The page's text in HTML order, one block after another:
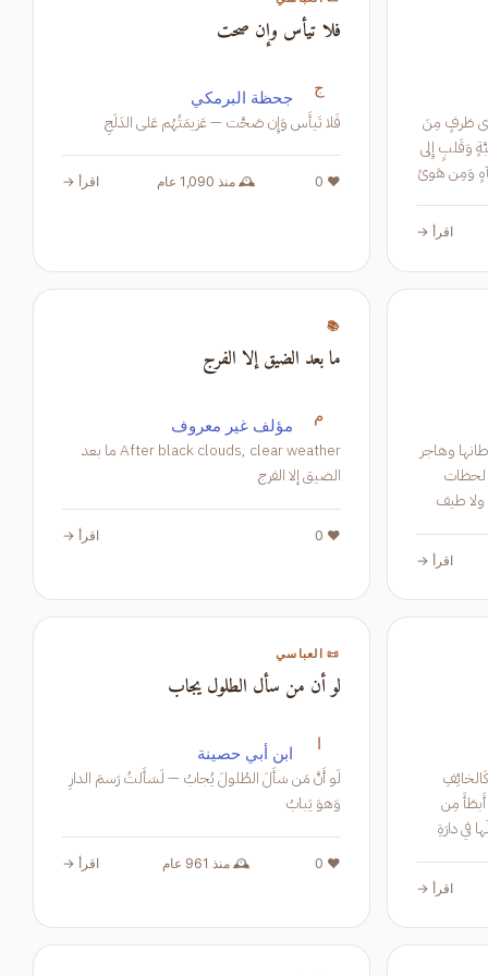
فارِغٍ وَيا لِقَذى طَرفٍ مِنَ
الدَمعِ مَلآنِ وَنَفسٍ إِلى جَوِّ الكَنيسَةِ صَبَّةٍ وَقَلبٍ إِلى
بِآهٍ وَمِن هَوىً
اقرأ →
فلا تيأس وإن صحت
ج جحظة البرمكي
فَلا تَيأَس وَإِن صَحَّت — عَزيمَتُهُم عَلى الدَلَجِ
❤️ 0 🕰️ منذ 1,090 عام اقرأ →
بها أوطانها وهاجر
تضل فيها لحظات
النسيم خيفة فيها ولا طيف
اقرأ →
📚
ما بعد الضيق إلا الفرج
م مؤلف غير معروف
After black clouds, clear weather ما بعد
الضيق إلا الفرج
❤️ 0 اقرأ →
مُتَثاقِلاً كَالخائِفِ
أَسيراً موثَقاً وَيَراهُ أَبطَأَ مِن
كَسيحٍ مُقعَدِ وَيَخالُ حاجَتَهُ الَّتي يَصبو لَها في دارَةِ
اقرأ →
📜 العباسي
لو أن من سأل الطلول يجاب
ا ابن أبي حصينة
لَو أَنَّ مَن سَأَلَ الطُلولَ يُجابُ — لَسَأَلتُ رَسمَ الدارِ
وَهوَ يَبابُ
❤️ 0 🕰️ منذ 961 عام اقرأ →